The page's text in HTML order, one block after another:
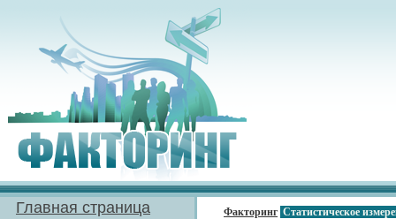
Главная страница
Факторинг Статистическое